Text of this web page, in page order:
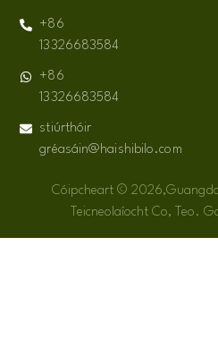
+86
13326683584
+86
13326683584
stiúrthóir
gréasáin@haishibilo.com
Cóipcheart ©
Teicneolaíocht Co, Teo.